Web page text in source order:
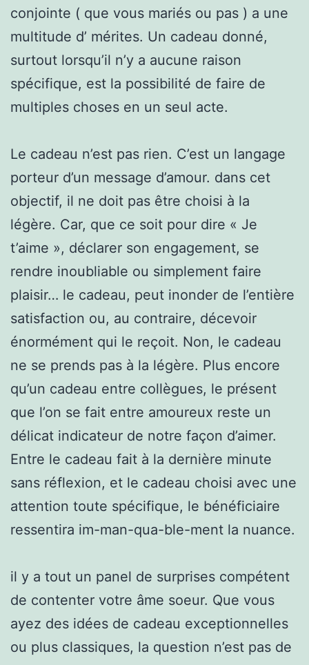
conjointe ( que vous mariés ou pas ) a une
multitude d’ mérites. Un cadeau donné,
surtout lorsqu’il n’y a aucune raison
spécifique, est la possibilité de faire de
multiples choses en un seul acte.
Le cadeau n’est pas rien. C’est un langage
porteur d’un message d’amour. dans cet
objectif, il ne doit pas être choisi à la
légère. Car, que ce soit pour dire « Je
t’aime », déclarer son engagement, se
rendre inoubliable ou simplement faire
plaisir… le cadeau, peut inonder de l’entière
satisfaction ou, au contraire, décevoir
énormément qui le reçoit. Non, le cadeau
ne se prends pas à la légère. Plus encore
qu’un cadeau entre collègues, le présent
que l’on se fait entre amoureux reste un
délicat indicateur de notre façon d’aimer.
Entre le cadeau fait à la dernière minute
sans réflexion, et le cadeau choisi avec une
attention toute spécifique, le bénéficiaire
ressentira im-man-qua-ble-ment la nuance.
il y a tout un panel de surprises compétent
de contenter votre âme soeur. Que vous
ayez des idées de cadeau exceptionnelles
ou plus classiques, la question n’est pas de